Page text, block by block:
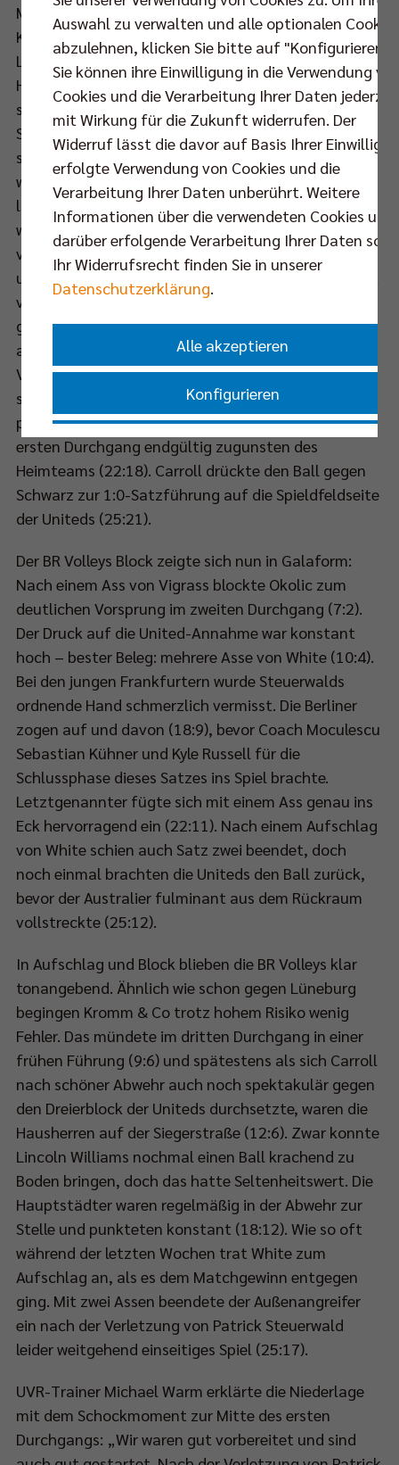
Mit Aleksandar Okolic, Graham Vigrass, Robert
Kromm, Adam White, Paul Carroll, Pierre Pujol und
Luke Perry in der Startformation legten die
Hausherren einen klassischen Fehlstart hin. Nach
starken Aufschlägen von United-Kapitän Sebastian
Schwarz lag man schnell zurück (3:8). Ebenso
schnell fingen die Berliner die Gäste aber auch
wieder ein (9:9), bevor es im bis dahin wie immer
lautstark brodelnden Volleyballtempel ganz still
wurde. Frankfurts Zuspieler Patrick Steuerwald
verletzte sich schwer am Sprunggelenk und wurde
unter dem tröstenden Applaus des Publikums direkt
von der Arena ins nahegelegene Virchow-Klinikum
gebracht. Jannis Hopt übernahm und musste mit
ansehen, wie seine Angreifer zweimal krachend von
Vigrass geblockt wurden (15:13). Trotz äußerst
schwacher Annahme im ersten Satz (nur 20 %
positiv) entschied eine Aufschlagserie von Pujol den
ersten Durchgang endgültig zugunsten des
Heimteams (22:18). Carroll drückte den Ball gegen
Schwarz zur 1:0-Satzführung auf die Spieldfeldseite
der Uniteds (25:21).
Der BR Volleys Block zeigte sich nun in Galaform:
Nach einem Ass von Vigrass blockte Okolic zum
deutlichen Vorsprung im zweiten Durchgang (7:2).
Der Druck auf die United-Annahme war konstant
hoch – bester Beleg: mehrere Asse von White (10:4).
Bei den jungen Frankfurtern wurde Steuerwalds
ordnende Hand schmerzlich vermisst. Die Berliner
zogen auf und davon (18:9), bevor Coach Moculescu
Sebastian Kühner und Kyle Russell für die
Schlussphase dieses Satzes ins Spiel brachte.
Letztgenannter fügte sich mit einem Ass genau ins
Eck hervorragend ein (22:11). Nach einem Aufschlag
von White schien auch Satz zwei beendet, doch
noch einmal brachten die Uniteds den Ball zurück,
bevor der Australier fulminant aus dem Rückraum
vollstreckte (25:12).
In Aufschlag und Block blieben die BR Volleys klar
tonangebend. Ähnlich wie schon gegen Lüneburg
begingen Kromm & Co trotz hohem Risiko wenig
Fehler. Das mündete im dritten Durchgang in einer
frühen Führung (9:6) und spätestens als sich Carroll
nach schöner Abwehr auch noch spektakulär gegen
den Dreierblock der Uniteds durchsetzte, waren die
Hausherren auf der Siegerstraße (12:6). Zwar konnte
Lincoln Williams nochmal einen Ball krachend zu
Boden bringen, doch das hatte Seltenheitswert. Die
Hauptstädter waren regelmäßig in der Abwehr zur
Stelle und punkteten konstant (18:12). Wie so oft
während der letzten Wochen trat White zum
Aufschlag an, als es dem Matchgewinn entgegen
ging. Mit zwei Assen beendete der Außenangreifer
ein nach der Verletzung von Patrick Steuerwald
leider weitgehend einseitiges Spiel (25:17).
UVR-Trainer Michael Warm erklärte die Niederlage
mit dem Schockmoment zur Mitte des ersten
Durchgangs: „Wir waren gut vorbereitet und sind
Auswahl zu verwalten und alle optionalen Cookies
abzulehnen, klicken Sie bitte auf "Konfigurieren".
Sie können ihre Einwilligung in die Verwendung
Cookies und die Verarbeitung Ihrer Daten
mit Wirkung für die Zukunft widerrufen. Der
Widerruf lässt die davor auf Basis Ihrer
erfolgte Verwendung von Cookies und die
Verarbeitung Ihrer Daten unberührt. Weitere
Informationen über die verwendeten Cookies und
darüber erfolgende Verarbeitung Ihrer Daten
Ihr Widerrufsrecht finden Sie in unserer
Datenschutzerklärung.
Alle akzeptieren
Konfigurieren
Nur essenzielle Cookies akzeptieren
Impressum|Datenschutzerklärung